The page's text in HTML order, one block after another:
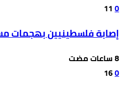
0
11
إصابة فلسطينيين بهجمات
0
16